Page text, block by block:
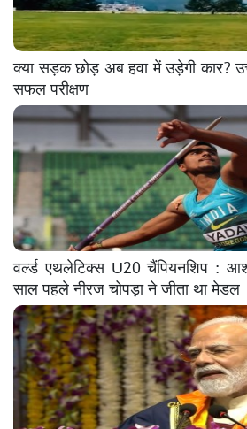
क्या सड़क छोड़ अब हवा में उड़ेगी कार?
सफल परीक्षण
वर्ल्ड एथलेटिक्स U20 चैंपियनशिप :
साल पहले नीरज चोपड़ा ने जीता था मेडल